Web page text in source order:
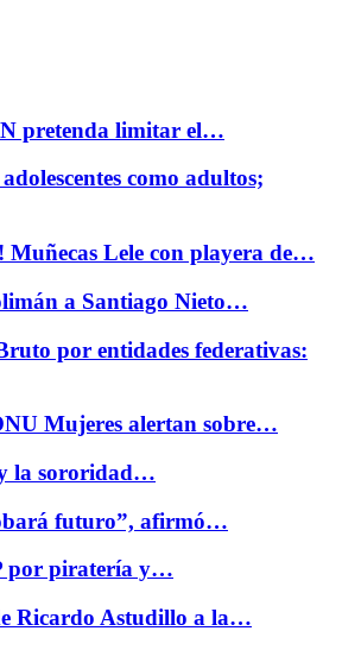
pretenda limitar el…
como adultos;
Muñecas Lele con playera de…
a Santiago Nieto…
por entidades federativas:
Mujeres alertan sobre…
la sororidad…
futuro”, afirmó…
por piratería y…
Ricardo Astudillo a la…